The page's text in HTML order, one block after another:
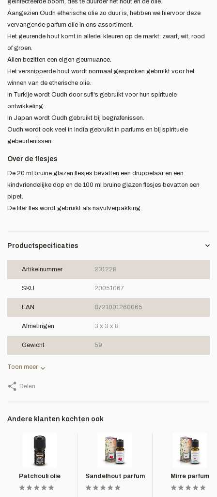
geïnfecteerde boom, des te duurder het hout en de olie.
Aangezien Oudh etherische olie zo duur is, hebben we hiervoor deze
vervangende parfum olie in ons assortiment.
Het geurende hout komt in allerlei kleuren op de markt: zwart, wit, rood
of groen.
Allen bezitten een eigen geurnuance.
Het versnipperde hout wordt normaal gesproken gebruikt voor het
winnen van de etherische olie.
In Turkije wordt Oudh door sufi's gebruikt voor hun spirituele
ontwikkeling.
In Japan wordt Oudh gebruikt bij begrafenissen.
Oudh wordt ook veel in India gebruikt in parfums en bij spirituele
gebeurtenissen.
Over de flesjes
De 20 ml bruine glazen flesjes bevatten een druppelaar en een
kindvriendelijke dop en de 100 ml bruine glazen flesjes bevatten een
pipet.
De liter fles wordt gebruikt als navulverpakking.
Productspecificaties
Artikelnummer 231228
SKU 20051067
EAN 8721001260065
Afmetingen 3 x 3 x 8
Gewicht 59
Toon meer
Delen
Andere klanten kochten ook
Patchouli olie Sandelhout parfum Mirre parfum